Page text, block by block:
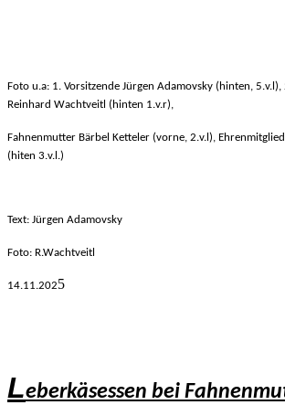
Foto u.a: 1. Vorsitzende Jürgen Adamovsky (hinten, 5.v.l),
Reinhard Wachtveitl (hinten 1.v.r),
Fahnenmutter Bärbel Ketteler (vorne, 2.v.l),
(hiten 3.v.l.)
Text: Jürgen Adamovsky
Foto: R.Wachtveitl
14.11.2025
Leberkäsessen bei